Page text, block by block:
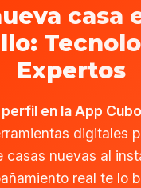
casa
Expertos
en la App
digitales
casas nuevas al
real te lo